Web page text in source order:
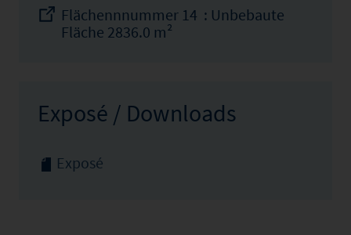
Flächennnummer 14 : Unbebaute
Fläche 2836.0 m²
Exposé / Downloads
Exposé